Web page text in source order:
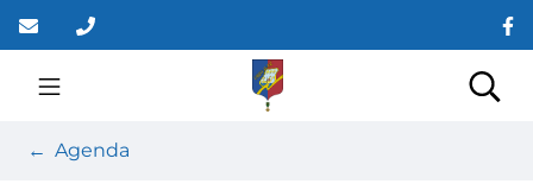
Aller
au
contenu
Site officiel de la
Agenda